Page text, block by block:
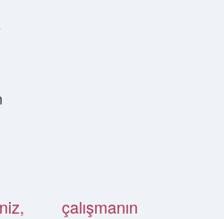
çalışmanın